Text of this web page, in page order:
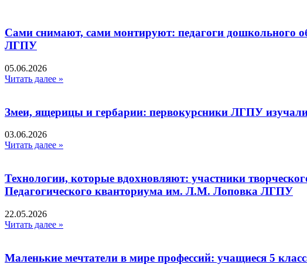
Сами снимают, сами монтируют: педагоги дошкольного
ЛГПУ​
05.06.2026
Читать далее »
Змеи, ящерицы и гербарии: первокурсники ЛГПУ
03.06.2026
Читать далее »
Технологии, которые вдохновляют: участники
Педагогического кванториума им. Л.М. Лоповка ЛГПУ
22.05.2026
Читать далее »
Маленькие мечтатели в мире профессий: учащиеся 5